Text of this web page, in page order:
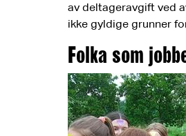
av deltageravgift ved
ikke gyldige grunner
Folka som